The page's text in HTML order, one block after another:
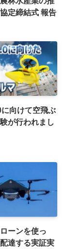
定締結式 報告
向けて空飛ぶ
が行われまし
ーンを使っ
達する実証実